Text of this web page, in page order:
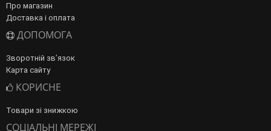
Про магазин
Доставка і оплата
ДОПОМОГА
Зворотній зв’язок
Карта сайту
КОРИСНЕ
Товари зі знижкою
СОЦІАЛЬНІ МЕРЕЖІ